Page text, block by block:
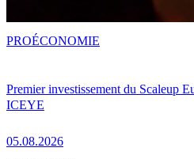
Premier investissement du Scaleup
ICEYE
05.08.2026
PROÉCONOMIE